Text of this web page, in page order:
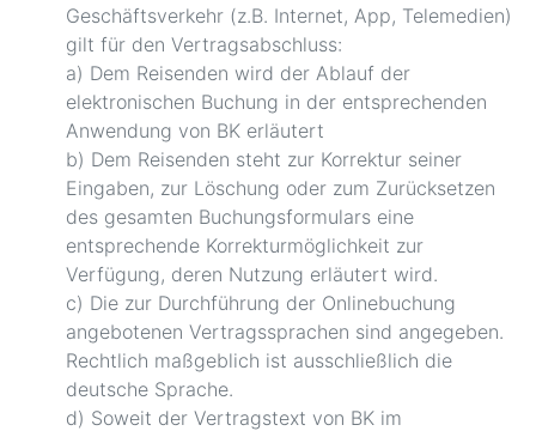
Geschäftsverkehr (z.B. Internet, App, Telemedien)
gilt für den Vertragsabschluss:
a) Dem Reisenden wird der Ablauf der
elektronischen Buchung in der entsprechenden
Anwendung von BK erläutert
b) Dem Reisenden steht zur Korrektur seiner
Eingaben, zur Löschung oder zum Zurücksetzen
des gesamten Buchungsformulars eine
entsprechende Korrekturmöglichkeit zur
Verfügung, deren Nutzung erläutert wird.
c) Die zur Durchführung der Onlinebuchung
angebotenen Vertragssprachen sind angegeben.
Rechtlich maßgeblich ist ausschließlich die
deutsche Sprache.
d) Soweit der Vertragstext von BK im